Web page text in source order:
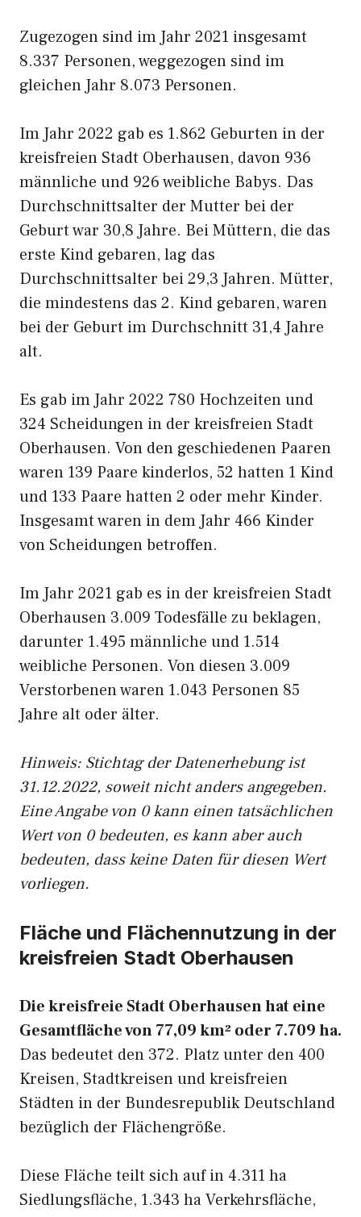
Zugezogen sind im Jahr 2021 insgesamt
8.337 Personen, weggezogen sind im
gleichen Jahr 8.073 Personen.
Im Jahr 2022 gab es 1.862 Geburten in der
kreisfreien Stadt Oberhausen, davon 936
männliche und 926 weibliche Babys. Das
Durchschnittsalter der Mutter bei der
Geburt war 30,8 Jahre. Bei Müttern, die das
erste Kind gebaren, lag das
Durchschnittsalter bei 29,3 Jahren. Mütter,
die mindestens das 2. Kind gebaren, waren
bei der Geburt im Durchschnitt 31,4 Jahre
alt.
Es gab im Jahr 2022 780 Hochzeiten und
324 Scheidungen in der kreisfreien Stadt
Oberhausen. Von den geschiedenen Paaren
waren 139 Paare kinderlos, 52 hatten 1 Kind
und 133 Paare hatten 2 oder mehr Kinder.
Insgesamt waren in dem Jahr 466 Kinder
von Scheidungen betroffen.
Im Jahr 2021 gab es in der kreisfreien Stadt
Oberhausen 3.009 Todesfälle zu beklagen,
darunter 1.495 männliche und 1.514
weibliche Personen. Von diesen 3.009
Verstorbenen waren 1.043 Personen 85
Jahre alt oder älter.
Hinweis: Stichtag der Datenerhebung ist
31.12.2022, soweit nicht anders angegeben.
Eine Angabe von 0 kann einen tatsächlichen
Wert von 0 bedeuten, es kann aber auch
bedeuten, dass keine Daten für diesen Wert
vorliegen.
Fläche und Flächennutzung in der
kreisfreien Stadt Oberhausen
Die kreisfreie Stadt Oberhausen hat eine
Gesamtfläche von 77,09 km² oder 7.709 ha.
Das bedeutet den 372. Platz unter den 400
Kreisen, Stadtkreisen und kreisfreien
Städten in der Bundesrepublik Deutschland
bezüglich der Flächengröße.
Diese Fläche teilt sich auf in 4.311 ha
Siedlungsfläche, 1.343 ha Verkehrsfläche,